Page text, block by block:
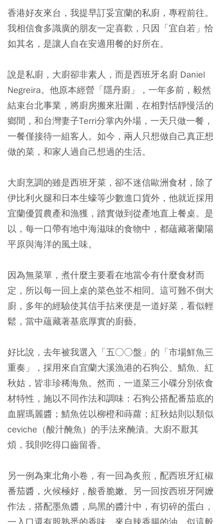
香港好友來台，我提早訂妥宜蘭的私廚，專程前往。
我相信食多識廣的朋友一定喜歡，只因「宜自若」恰
如其名，是讓人自在安適用餐的好所在。
說是私廚，大廚卻非素人，而是西班牙名廚 Daniel
Negreira。他原本經營「隱丹廚」，一年多前，毅然
結束台北事業，將廚房搬來壯圍，在相對恬靜慢活的
鄉間，和台灣妻子Terri分掌內外場，一天只做一餐，
一餐僅接待一組客人。如今，兩人只想做自己真正想
做的菜，和家人過自己想過的生活。
大廚烹調的雖是西班牙菜，卻不迷信歐洲食材，除了
伊比利火腿和日本生蠔等少數進口貨外，他就近採用
宜蘭優質農產和漁獲，踏實做到從產地直上餐桌。是
以，每一口帶有地中海滋味的食物中，都蘊藏著蘭陽
平原與海洋的風土味。
因為無菜單，煮什麼主要看在地當令有什麼食材而
定，所以每一回上桌的菜色並不相同。這可難不倒大
廚，多年的經驗使其信手拈來便是一道好菜，看似輕
鬆，當中蘊藏著基底厚實的廚藝。
好比說，去年被我選入「五○○盤」的「市場鮮魚三
重奏」，採用來自宜蘭大溪漁港的石狗公、鯖魚、紅
秋姑，皆非珍稀海魚。然而，一道菜三小碟分別依食
材特性，施以不同作法和調味：石狗公搭配番茄底的
血腥瑪麗醬；鯖魚佐以柳橙和蒔蘿；紅秋姑則以類似
ceviche（酸汁醃魚）的手法來醃漬。大廚不厭其
煩，我則吃得口齒留香。
另一例為東北角小卷，有一回為炙煎，配西班牙紅椒
番茄醬，火候極好，酸香脆嫩。另一回按西班牙阿嬤
作法，搭配墨魚醬，烏黑的醬汁中，有切碎的蛋白，
一入口還有股熟悉的香味，來自辣香腸的油，似這般